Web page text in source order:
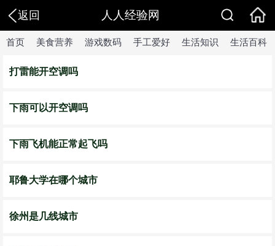
返回 人人经验网
首页 美食营养 游戏数码 手工爱好 生活知识 生活百科
打雷能开空调吗
下雨可以开空调吗
下雨飞机能正常起飞吗
耶鲁大学在哪个城市
徐州是几线城市